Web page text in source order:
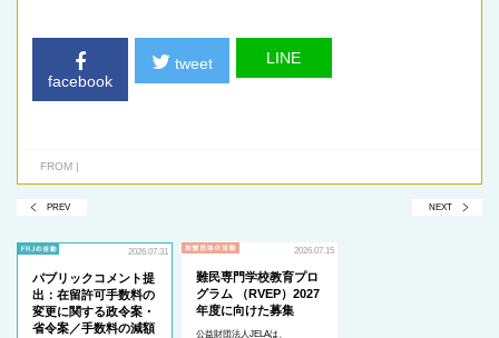
facebook
tweet LINE
FROM |
PREV NEXT
2026.07.31
パブリックコメント提
出：在留許可手数料の
変更に関する政令案・
省令案／手数料の減額
2026.07.15
難民専門学校教育プロ
グラム （RVEP）2027
年度に向けた募集
公益財団法人JELAは、